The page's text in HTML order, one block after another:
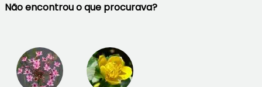
Não encontrou o que procurava?